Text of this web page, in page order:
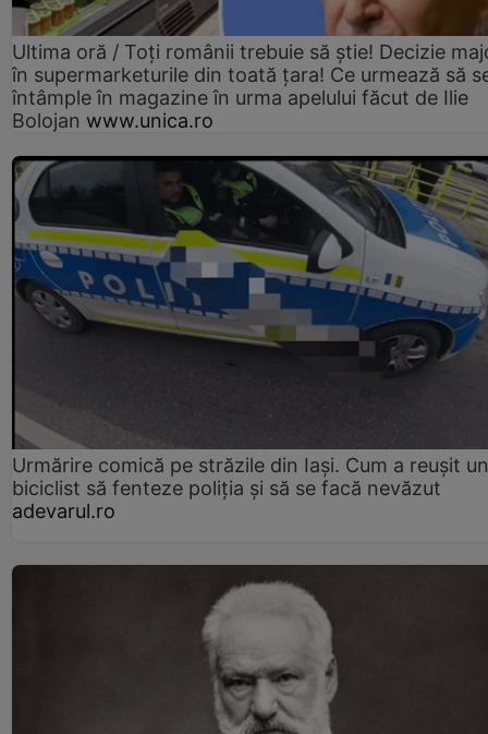
Ultima oră / Toți românii trebuie să știe! Decizie
în supermarketurile din toată țara! Ce urmează să
întâmple în magazine în urma apelului făcut de Ilie
Bolojan www.unica.ro
Urmărire comică pe străzile din Iași. Cum a reușit un
biciclist să fenteze poliția și să se facă nevăzut
adevarul.ro